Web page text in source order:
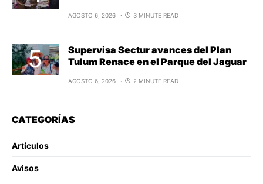
AGOSTO 6, 2026 3 MINUTE READ
Supervisa Sectur avances del Plan
Tulum Renace en el Parque del Jaguar
AGOSTO 6, 2026 2 MINUTE READ
CATEGORÍAS
Artículos
Avisos